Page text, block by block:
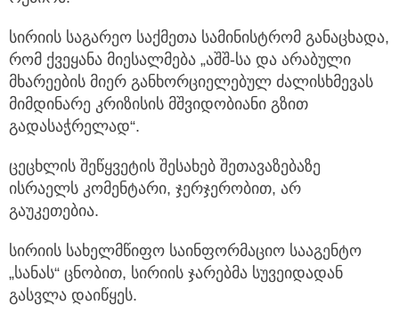
სირიის საგარეო საქმეთა სამინისტრომ განაცხადა,
რომ ქვეყანა მიესალმება „აშშ-სა და არაბული
მხარეების მიერ განხორციელებულ ძალისხმევას
მიმდინარე კრიზისის მშვიდობიანი გზით
გადასაჭრელად“.
ცეცხლის შეწყვეტის შესახებ შეთავაზებაზე
ისრაელს კომენტარი, ჯერჯერობით, არ
გაუკეთებია.
სირიის სახელმწიფო საინფორმაციო სააგენტო
„სანას“ ცნობით, სირიის ჯარებმა სუვეიდადან
გასვლა დაიწყეს.